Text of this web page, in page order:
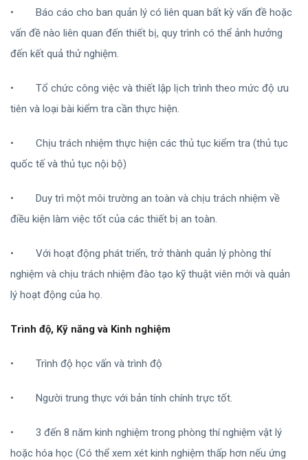
•
Báo cáo cho ban quản lý có liên quan bất kỳ vấn đề hoặc
vấn đề nào liên quan đến thiết bị, quy trình có thể ảnh hưởng
đến kết quả thử nghiệm.
•
Tổ chức công việc và thiết lập lịch trình theo mức độ ưu
tiên và loại bài kiểm tra cần thực hiện.
•
Chịu trách nhiệm thực hiện các thủ tục kiểm tra (thủ tục
quốc tế và thủ tục nội bộ)
•
Duy trì một môi trường an toàn và chịu trách nhiệm về
điều kiện làm việc tốt của các thiết bị an toàn.
•
Với hoạt động phát triển, trở thành quản lý phòng thí
nghiệm và chịu trách nhiệm đào tạo kỹ thuật viên mới và quản
lý hoạt động của họ.
Trình độ, Kỹ năng và Kinh nghiệm
• Trình độ học vấn và trình độ
• Người trung thực với bản tính chính trực tốt.
•
3 đến 8 năm kinh nghiệm trong phòng thí nghiệm vật lý
hoặc hóa học (Có thể xem xét kinh nghiệm thấp hơn nếu ứng